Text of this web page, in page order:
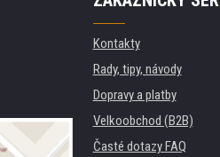
Kontakty
Rady, tipy, návody
Dopravy a platby
Velkoobchod (B2B)
Časté dotazy FAQ